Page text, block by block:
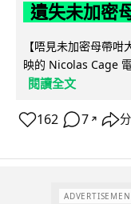
遺失未加密
【唔見未加密母帶
映的 Nicolas Cage
閱讀全文
162 7 ↗